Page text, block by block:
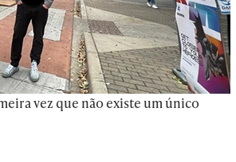
vez que não existe um único